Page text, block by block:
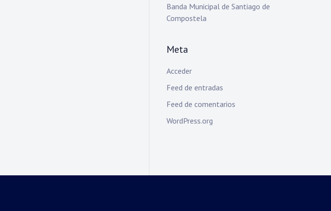
Banda Municipal de Santiago de
Compostela
Meta
Acceder
Feed de entradas
Feed de comentarios
WordPress.org